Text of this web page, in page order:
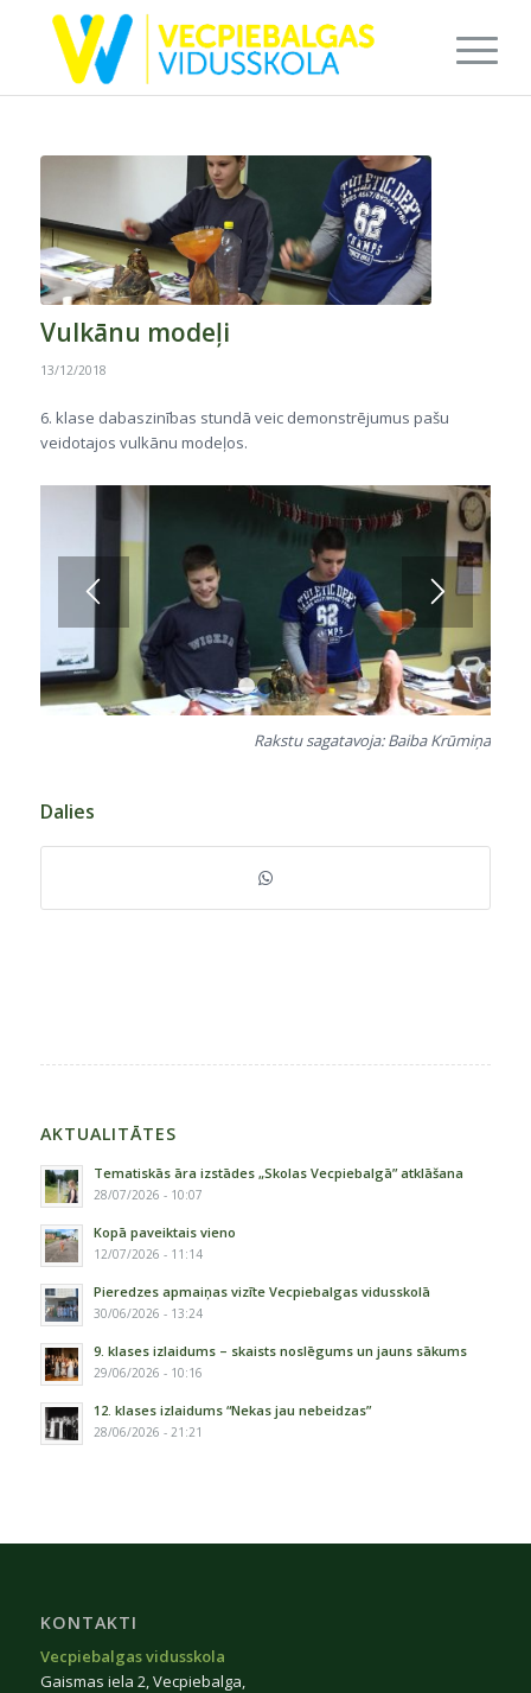
Vulkānu modeļi
13/12/2018
6. klase dabaszinības stundā veic demonstrējumus pašu
veidotajos vulkānu modeļos.
1 2 3
Rakstu sagatavoja: Baiba Krūmiņa
Dalies
AKTUALITĀTES
Tematiskās āra izstādes „Skolas Vecpiebalgā” atklāšana
28/07/2026 - 10:07
Kopā paveiktais vieno
12/07/2026 - 11:14
Pieredzes apmaiņas vizīte Vecpiebalgas vidusskolā
30/06/2026 - 13:24
9. klases izlaidums – skaists noslēgums un jauns sākums
29/06/2026 - 10:16
12. klases izlaidums “Nekas jau nebeidzas”
28/06/2026 - 21:21
KONTAKTI
Vecpiebalgas vidusskola
Gaismas iela 2, Vecpiebalga,